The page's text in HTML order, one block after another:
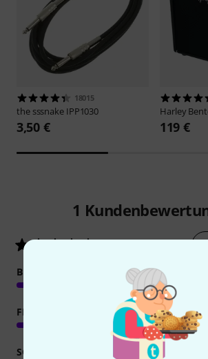
18015
the sssnake IPP1030
3,50 €
Harley
119 €
1
5/ 5
BEDIENUNG
FEATURES
SOUND